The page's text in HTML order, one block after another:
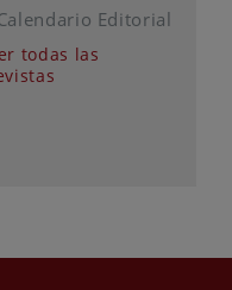
Editorial
todas las